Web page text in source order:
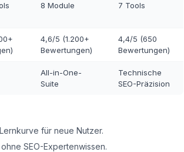
8 Module 7 Tools
4,6/5 (1.200+
Bewertungen)
4,4/5 (650
Bewertungen)
All-in-One-
Suite
Technische
SEO-Präzision
für neue Nutzer.
SEO-Expertenwissen.